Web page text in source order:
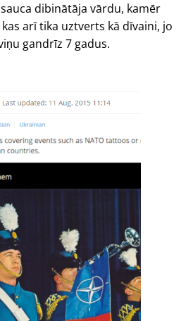
dibinātāja vārdu, kamēr
arī tika uztverts kā dīvaini, jo
gandrīz 7 gadus.